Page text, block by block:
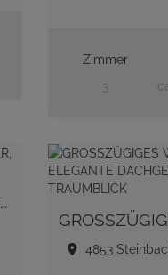
Zimmer
3
TERRASSENWOHNUNG MIT GARTEN - 3 ZIMMER, EIN PROJEKT, VIELE MÖGLICHKEITEN
4853